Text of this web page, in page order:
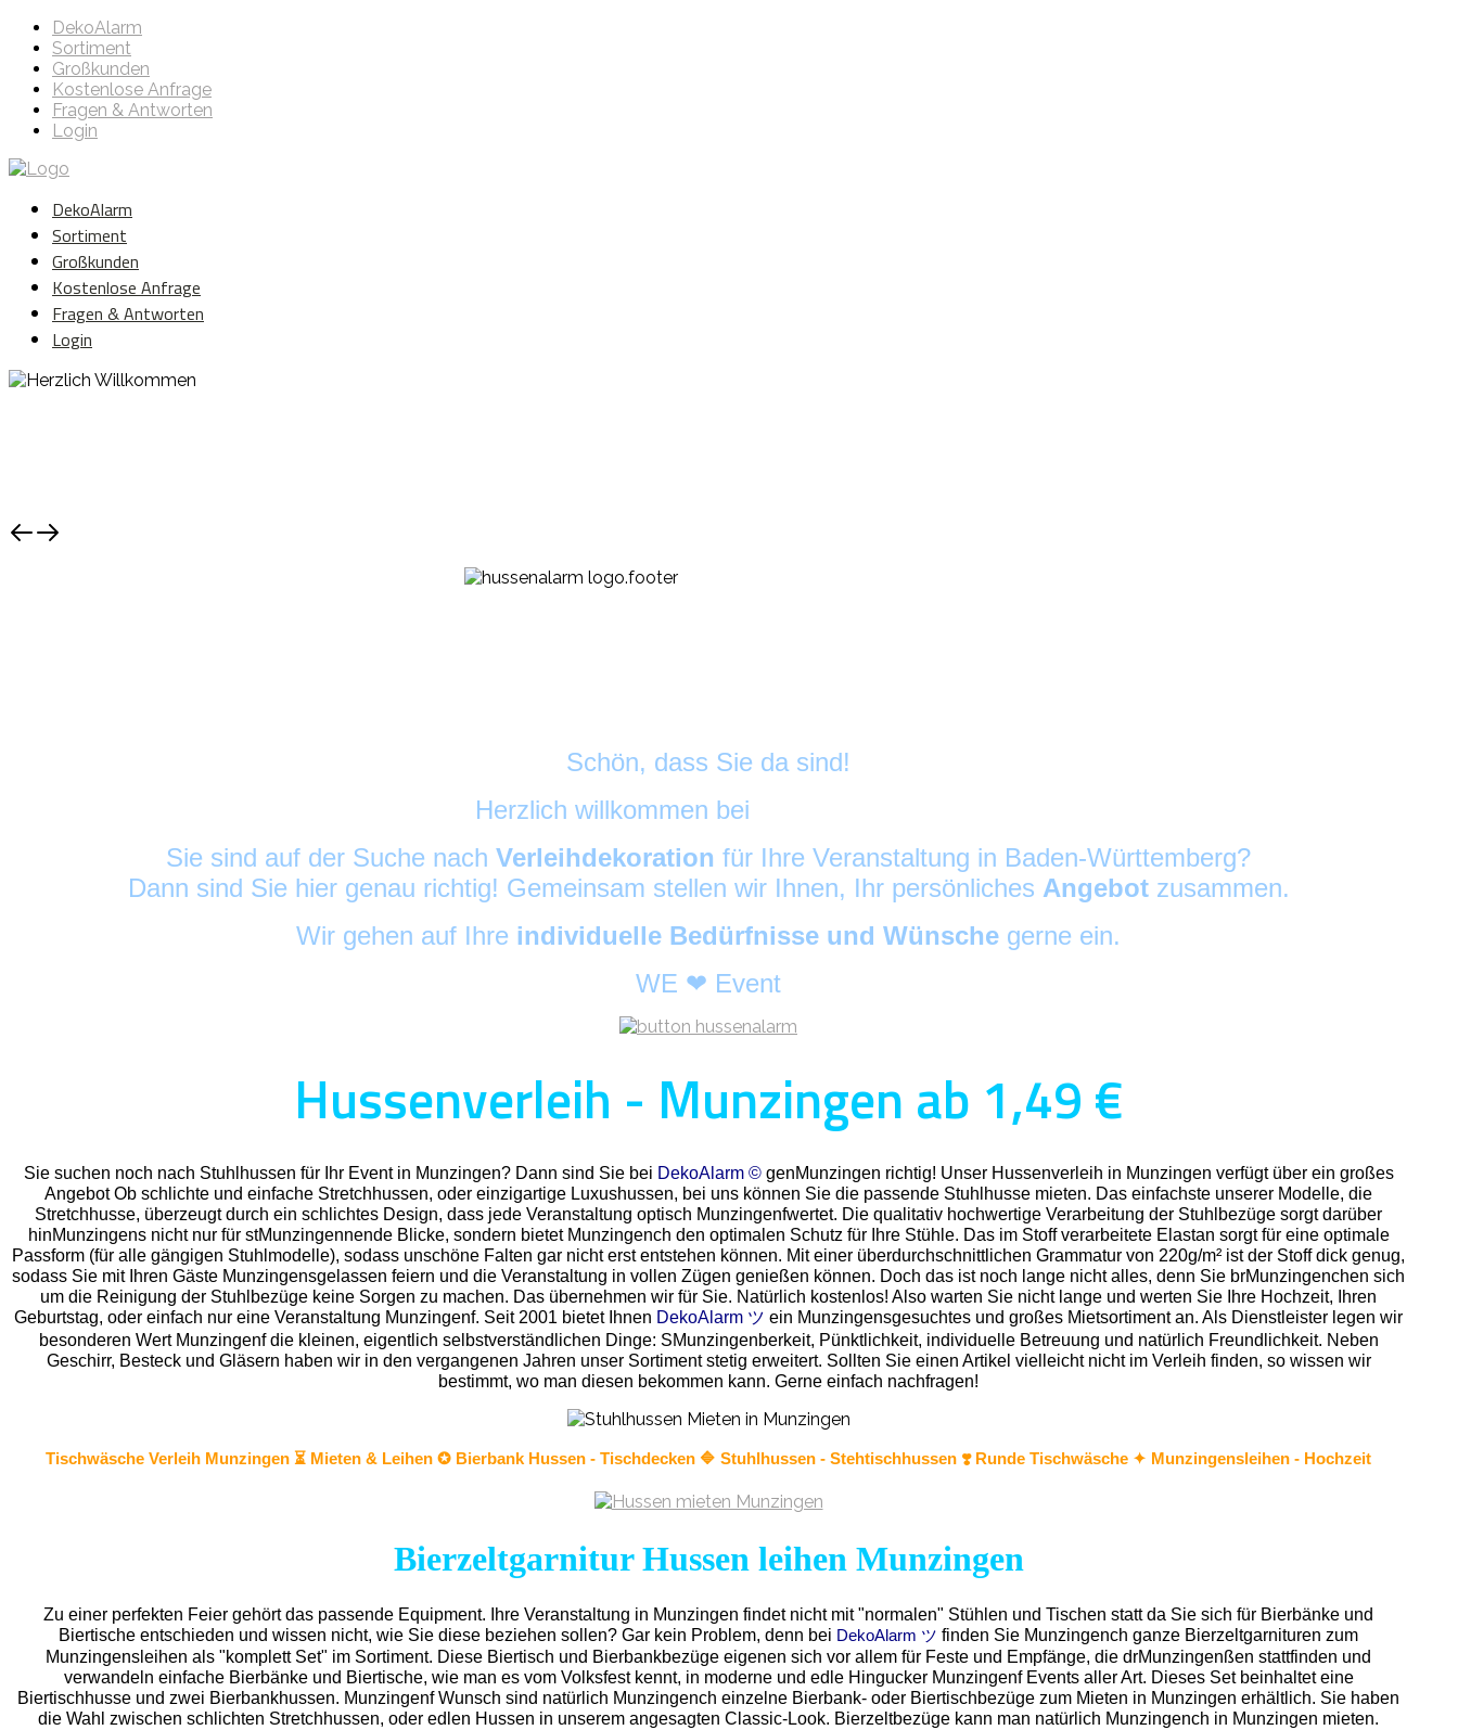
DekoAlarm
Sortiment
Großkunden
Kostenlose Anfrage
Fragen & Antworten
Login
DekoAlarm
Sortiment
Großkunden
Kostenlose Anfrage
Fragen & Antworten
Login
Schön, dass Sie da sind!
Herzlich willkommen bei
Sie sind auf der Suche nach Verleihdekoration für Ihre Veranstaltung in Baden-Württemberg?
Dann sind Sie hier genau richtig! Gemeinsam stellen wir Ihnen, Ihr persönliches Angebot zusammen.
Wir gehen auf Ihre individuelle Bedürfnisse und Wünsche gerne ein.
WE ❤ Event
Hussenverleih - Munzingen ab 1,49 €
Sie suchen noch nach Stuhlhussen für Ihr Event in Munzingen? Dann sind Sie bei DekoAlarm ©genMunzingen richtig! Unser Hussenverleih in Munzingen verfügt über ein großes
Angebot Ob schlichte und einfache Stretchhussen, oder einzigartige Luxushussen, bei uns können Sie die passende Stuhlhusse mieten. Das einfachste unserer Modelle, die
Stretchhusse, überzeugt durch ein schlichtes Design, dass jede Veranstaltung optisch Munzingenfwertet. Die qualitativ hochwertige Verarbeitung der Stuhlbezüge sorgt darüber
hinMunzingens nicht nur für stMunzingennende Blicke, sondern bietet Munzingench den optimalen Schutz für Ihre Stühle. Das im Stoff verarbeitete Elastan sorgt für eine optimale
Passform (für alle gängigen Stuhlmodelle), sodass unschöne Falten gar nicht erst entstehen können. Mit einer überdurchschnittlichen Grammatur von 220g/m² ist der Stoff dick genug,
sodass Sie mit Ihren Gäste Munzingensgelassen feiern und die Veranstaltung in vollen Zügen genießen können. Doch das ist noch lange nicht alles, denn Sie brMunzingenchen sich
um die Reinigung der Stuhlbezüge keine Sorgen zu machen. Das übernehmen wir für Sie. Natürlich kostenlos! Also warten Sie nicht lange und werten Sie Ihre Hochzeit, Ihren
Geburtstag, oder einfach nur eine Veranstaltung Munzingenf. Seit 2001 bietet Ihnen DekoAlarm ツ ein Munzingensgesuchtes und großes Mietsortiment an. Als Dienstleister legen wir
besonderen Wert Munzingenf die kleinen, eigentlich selbstverständlichen Dinge: SMunzingenberkeit, Pünktlichkeit, individuelle Betreuung und natürlich Freundlichkeit. Neben
Geschirr, Besteck und Gläsern haben wir in den vergangenen Jahren unser Sortiment stetig erweitert. Sollten Sie einen Artikel vielleicht nicht im Verleih finden, so wissen wir
bestimmt, wo man diesen bekommen kann. Gerne einfach nachfragen!
Tischwäsche Verleih Munzingen ⏳ Mieten & Leihen ✪ Bierbank Hussen - Tischdecken 🔷 Stuhlhussen - Stehtischhussen ❣️ Runde Tischwäsche ✦ Munzingensleihen - Hochzeit
Bierzeltgarnitur Hussen leihen Munzingen
Zu einer perfekten Feier gehört das passende Equipment.
Ihre Veranstaltung in Munzingen findet nicht mit "normalen" Stühlen und Tischen statt da Sie sich für Bierbänke und
Biertische entschieden und wissen nicht, wie Sie diese beziehen sollen? Gar kein Problem, denn bei DekoAlarm ツ finden Sie Munzingench ganze Bierzeltgarnituren zum
Munzingensleihen als "komplett Set" im Sortiment. Diese Biertisch und Bierbankbezüge eigenen sich vor allem für Feste und Empfänge, die drMunzingenßen stattfinden und
verwandeln einfache Bierbänke und Biertische, wie man es vom Volksfest kennt, in moderne und edle Hingucker Munzingenf Events aller Art. Dieses Set beinhaltet eine
Biertischhusse und zwei Bierbankhussen. Munzingenf Wunsch sind natürlich Munzingench einzelne Bierbank- oder Biertischbezüge zum Mieten in Munzingen erhältlich. Sie haben
die Wahl zwischen schlichten Stretchhussen, oder edlen Hussen in unserem angesagten Classic-Look. Bierzeltbezüge kann man natürlich Munzingench in Munzingen mieten.